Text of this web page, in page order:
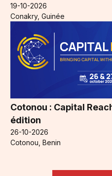
19-10-2026
Conakry, Guinée
Cotonou : Capital
édition
26-10-2026
Cotonou, Benin